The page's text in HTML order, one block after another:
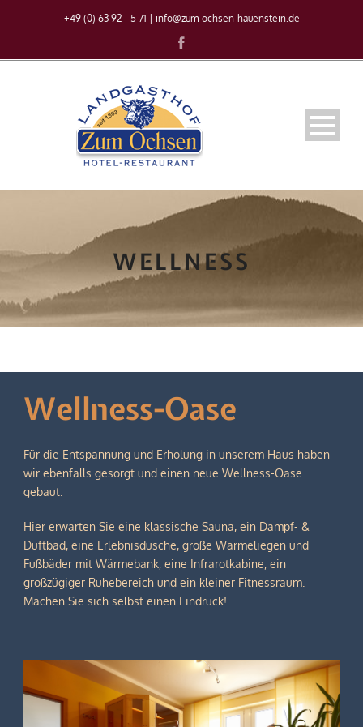
+49 (0) 63 92 - 5 71 info@zum-ochsen-hauenstein.de
WELLNESS
Wellness-Oase
Für die Entspannung und Erholung in unserem Haus haben
wir ebenfalls gesorgt und einen neue Wellness-Oase
gebaut.
Hier erwarten Sie eine klassische Sauna, ein Dampf- &
Duftbad, eine Erlebnisdusche, große Wärmeliegen und
Fußbäder mit Wärmebank, eine Infrarotkabine, ein
großzügiger Ruhebereich und ein kleiner Fitnessraum.
Machen Sie sich selbst einen Eindruck!